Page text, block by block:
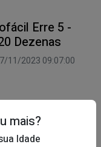
Erre 5 -
Dezenas
11/2023 09:07:00
11 Pontos
mais?
Idade